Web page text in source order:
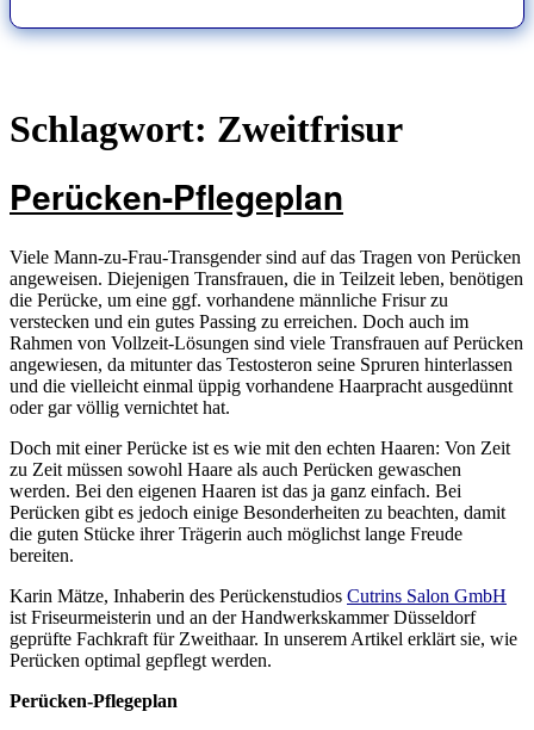
Schlagwort: Zweitfrisur
Perücken-Pflegeplan
Viele Mann-zu-Frau-Transgender sind auf das Tragen von Perücken
angeweisen. Diejenigen Transfrauen, die in Teilzeit leben, benötigen
die Perücke, um eine ggf. vorhandene männliche Frisur zu
verstecken und ein gutes Passing zu erreichen. Doch auch im
Rahmen von Vollzeit-Lösungen sind viele Transfrauen auf Perücken
angewiesen, da mitunter das Testosteron seine Spruren hinterlassen
und die vielleicht einmal üppig vorhandene Haarpracht ausgedünnt
oder gar völlig vernichtet hat.
Doch mit einer Perücke ist es wie mit den echten Haaren: Von Zeit
zu Zeit müssen sowohl Haare als auch Perücken gewaschen
werden. Bei den eigenen Haaren ist das ja ganz einfach. Bei
Perücken gibt es jedoch einige Besonderheiten zu beachten, damit
die guten Stücke ihrer Trägerin auch möglichst lange Freude
bereiten.
Karin Mätze, Inhaberin des Perückenstudios Cutrins Salon GmbH
ist Friseurmeisterin und an der Handwerkskammer Düsseldorf
geprüfte Fachkraft für Zweithaar. In unserem Artikel erklärt sie, wie
Perücken optimal gepflegt werden.
Perücken-Pflegeplan